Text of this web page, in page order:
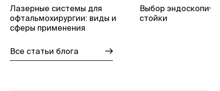
Лазерные системы для
офтальмохирургии: виды и
сферы применения
Выбор
стойки
Все статьи блога